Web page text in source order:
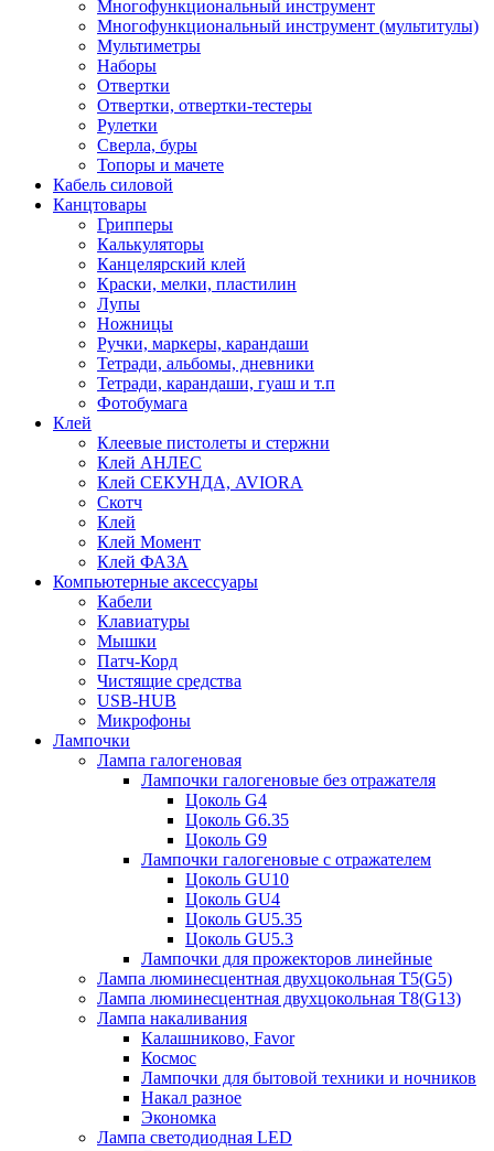
Многофункциональный инструмент
Многофункциональный инструмент (мультитулы)
Мультиметры
Наборы
Отвертки
Отвертки, отвертки-тестеры
Рулетки
Сверла, буры
Топоры и мачете
Кабель силовой
Канцтовары
Грипперы
Калькуляторы
Канцелярский клей
Краски, мелки, пластилин
Лупы
Ножницы
Ручки, маркеры, карандаши
Тетради, альбомы, дневники
Тетради, карандаши, гуаш и т.п
Фотобумага
Клей
Клеевые пистолеты и стержни
Клей АНЛЕС
Клей СЕКУНДА, AVIORA
Скотч
Клей
Клей Момент
Клей ФАЗА
Компьютерные аксессуары
Кабели
Клавиатуры
Мышки
Патч-Корд
Чистящие средства
USB-HUB
Микрофоны
Лампочки
Лампа галогеновая
Лампочки галогеновые без отражателя
Цоколь G4
Цоколь G6.35
Цоколь G9
Лампочки галогеновые с отражателем
Цоколь GU10
Цоколь GU4
Цоколь GU5.35
Цоколь GU5.3
Лампочки для прожекторов линейные
Лампа люминесцентная двухцокольная Т5(G5)
Лампа люминесцентная двухцокольная Т8(G13)
Лампа накаливания
Калашниково, Favor
Космос
Лампочки для бытовой техники и ночников
Накал разное
Экономка
Лампа светодиодная LED